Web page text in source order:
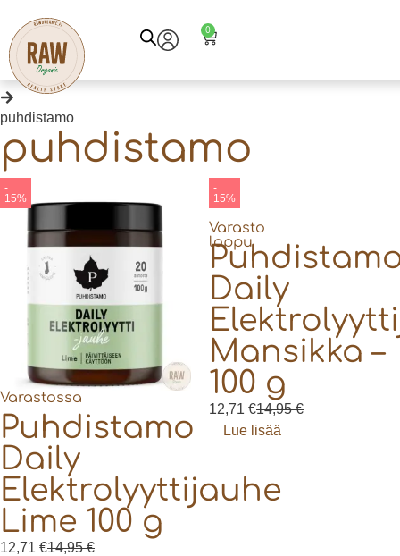
0
Etusivu
Tuotteet
puhdistamo
puhdistamo
-
15%
Varastossa
Puhdistamo
Daily
Elektrolyyttijauhe
Lime 100 g
14,95€
12,71 €
-
15%
Varasto
loppu
Daily
Mansikka –
100 g
14,95€
12,71 €
Lue lisää